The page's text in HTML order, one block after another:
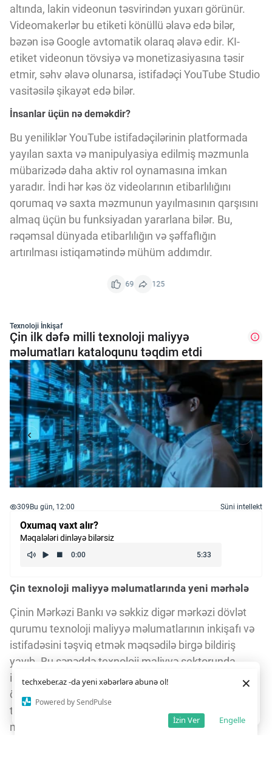
techxeber.az -da yeni xəbərlərə abunə ol!
Powered by SendPulse
Engelle
İzin Ver
×
altında, lakin videonun təsvirindən yuxarı görünür.
Videomakerlər bu etiketi könüllü əlavə edə bilər,
bəzən isə Google avtomatik olaraq əlavə edir. KI-
etiket videonun tövsiyə və monetizasiyasına təsir
etmir, səhv əlavə olunarsa, istifadəçi YouTube Studio
vasitəsilə şikayət edə bilər.
İnsanlar üçün nə deməkdir?
Bu yeniliklər YouTube istifadəçilərinin platformada
yayılan saxta və manipulyasiya edilmiş məzmunla
mübarizədə daha aktiv rol oynamasına imkan
yaradır. İndi hər kəs öz videolarının etibarlılığını
qorumaq və saxta məzmunun yayılmasının qarşısını
almaq üçün bu funksiyadan yararlana bilər. Bu,
rəqəmsal dünyada etibarlılığın və şəffaflığın
artırılması istiqamətində mühüm addımdır.
69 125
Texnoloji İnkişaf
Çin ilk dəfə milli texnoloji maliyyə
məlumatları kataloqunu təqdim etdi
309 Bu gün, 12:00 Süni intellekt
Oxumaq vaxt alır?
Məqalələri dinləyə bilərsiz
Çin texnoloji maliyyə məlumatlarında yeni mərhələ
Çinin Mərkəzi Bankı və səkkiz digər mərkəzi dövlət
qurumu texnoloji maliyyə məlumatlarının inkişafı və
istifadəsini təşviq etmək məqsədilə birgə bildiriş
yayıb. Bu sənəddə texnoloji maliyyə sektorunda
informasiya asimmetriyasının aradan qaldırılması və
ölkənin yüksək səviyyəli texnoloji müstəqilliyinin
təmin olunması hədəflənir. Bildirişlə yanaşı, ilk dəfə
milli texnoloji maliyyə məlumatlarının inkişafı və
istifadə edir. Saytdan istifadənizçərəz siyasətimizə